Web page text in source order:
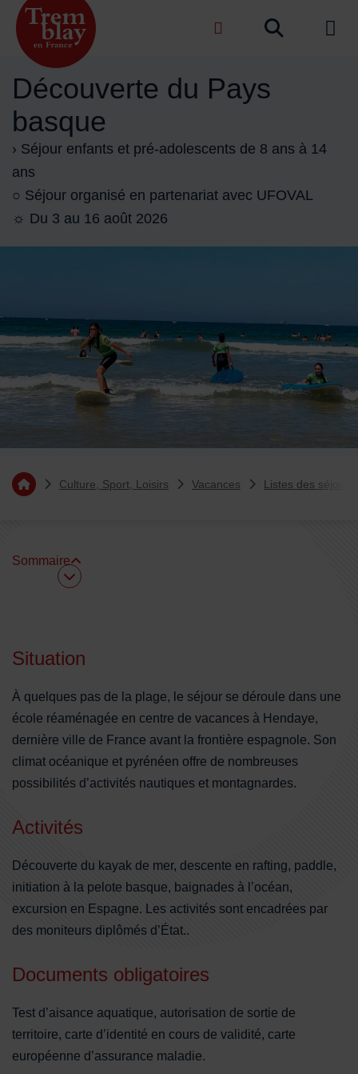
Menu de raccourcis
Accueil ville de Tremblay-en-France de
Découverte du Pays
basque
› Séjour enfants et pré-adolescents de 8 ans à 14
ans
○ Séjour organisé en partenariat avec UFOVAL
☼ Du 3 au 16 août 2026
Vous êtes ici :
Retourner à l'accueil
Culture, Sport, Loisirs Vacances Listes des séjours
Sommaire
Sommaire
Situation
À quelques pas de la plage, le séjour se déroule dans une
école réaménagée en centre de vacances à Hendaye,
dernière ville de France avant la frontière espagnole. Son
climat océanique et pyrénéen offre de nombreuses
possibilités d’activités nautiques et montagnardes.
Activités
Découverte du kayak de mer, descente en rafting, paddle,
initiation à la pelote basque, baignades à l’océan,
excursion en Espagne. Les activités sont encadrées par
des moniteurs diplômés d’État..
Documents obligatoires
Test d’aisance aquatique, autorisation de sortie de
territoire, carte d’identité en cours de validité, carte
européenne d’assurance maladie.